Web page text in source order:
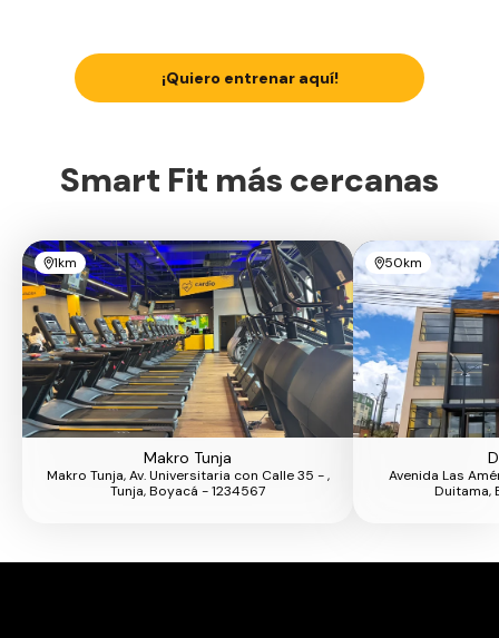
¡Quiero entrenar aquí!
Smart Fit más cercanas
1km
Makro Tunja
Makro Tunja, Av. Universitaria con Calle 35 - ,
Tunja, Boyacá - 1234567
50km
Avenida Las
Duitama,